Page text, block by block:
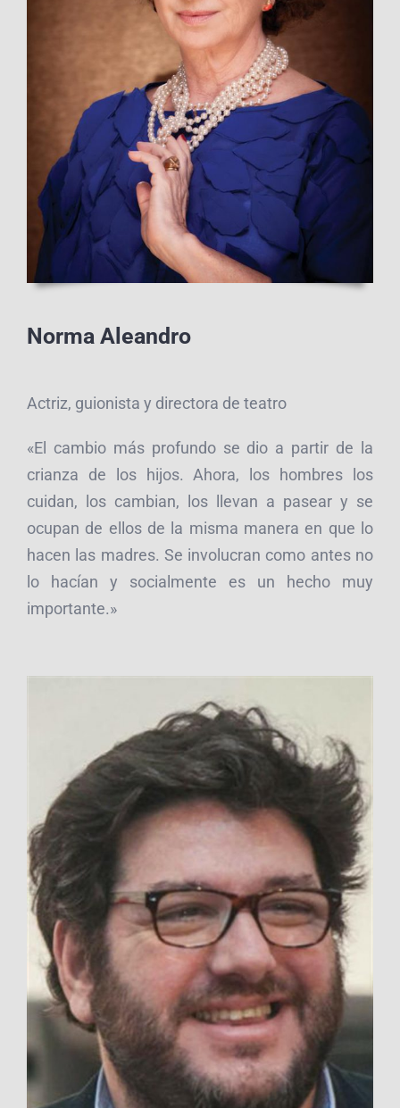
Norma Aleandro
Actriz, guionista y directora de teatro
«El cambio más profundo se dio a partir de la
crianza de los hijos. Ahora, los hombres los
cuidan, los cambian, los llevan a pasear y se
ocupan de ellos de la misma manera en que lo
hacen las madres. Se involucran como antes no
lo hacían y socialmente es un hecho muy
importante.»